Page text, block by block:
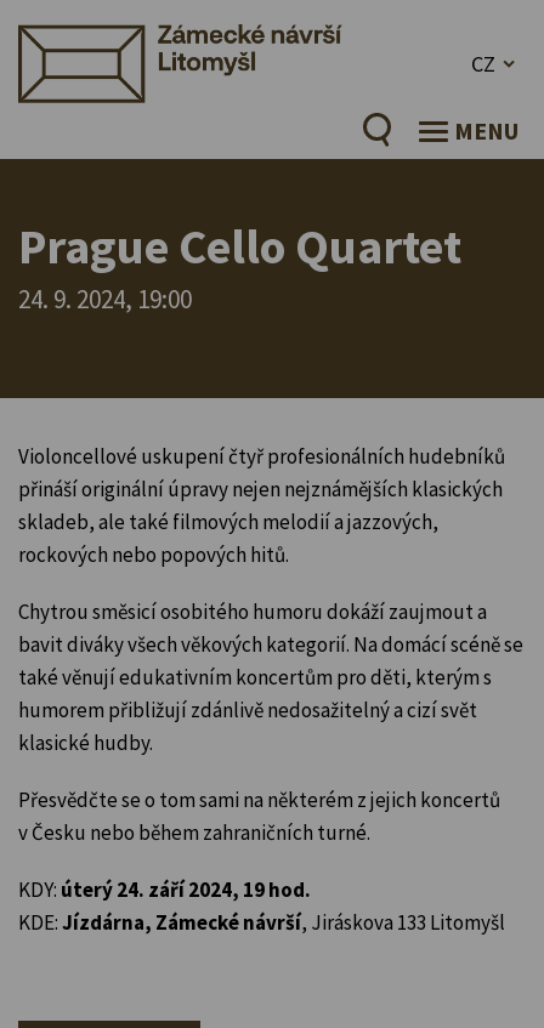
CZ
MENU
Prague Cello Quartet
24. 9. 2024, 19:00
Violoncellové uskupení čtyř profesionálních hudebníků
přináší originální úpravy nejen nejznámějších klasických
skladeb, ale také filmových melodií a jazzových,
rockových nebo popových hitů.
Chytrou směsicí osobitého humoru dokáží zaujmout a
bavit diváky všech věkových kategorií. Na domácí scéně se
také věnují edukativním koncertům pro děti, kterým s
humorem přibližují zdánlivě nedosažitelný a cizí svět
klasické hudby.
Přesvědčte se o tom sami na některém z jejich koncertů
v Česku nebo během zahraničních turné.
KDY: úterý 24. září 2024, 19 hod.
KDE:Jízdárna, Zámecké návrší, Jiráskova 133 Litomyšl